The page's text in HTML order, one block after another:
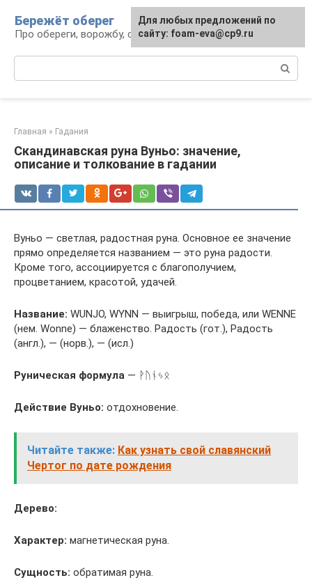
контенту
Бережёт оберег
Про обереги, ворожбу, сны и гадания
Главная » Гадания
Скандинавская руна Вуньо: значение,
описание и толкование в гадании
Вуньо — светлая, радостная руна. Основное ее значение
прямо определяется названием — это руна радости.
Кроме того, ассоциируется с благополучием,
процветанием, красотой, удачей.
Название: WUNJO, WYNN — выигрыш, победа, или WENNE
(нем. Wonne) — блаженство. Радость (гот.), Радость
(англ.), — (норв.), — (исл.)
Руническая формула — ᚹᚢᚾᛃᛟ
Действие Вуньo: отдохновение.
Читайте также: Как узнать свой славянский
Чертог по дате рождения
Дерево:
Характер: магнетическая руна.
Сущность: обратимая руна.
Для любых предложений по
сайту: foam-eva@cp9.ru